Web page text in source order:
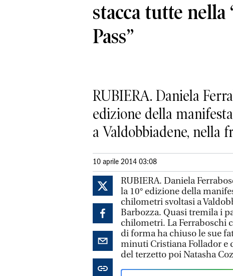
stacca tutte nella
Pass”
RUBIERA. Daniela
edizione della
a Valdobbiadene, nella
10 aprile 2014 03:08
RUBIERA. Daniela
la 10° edizione della
chilometri svoltasi a
Barbozza. Quasi tremila i
chilometri. La Ferraboschi
di forma ha chiuso le sue
minuti Cristiana Follador e
del terzetto poi Natasha